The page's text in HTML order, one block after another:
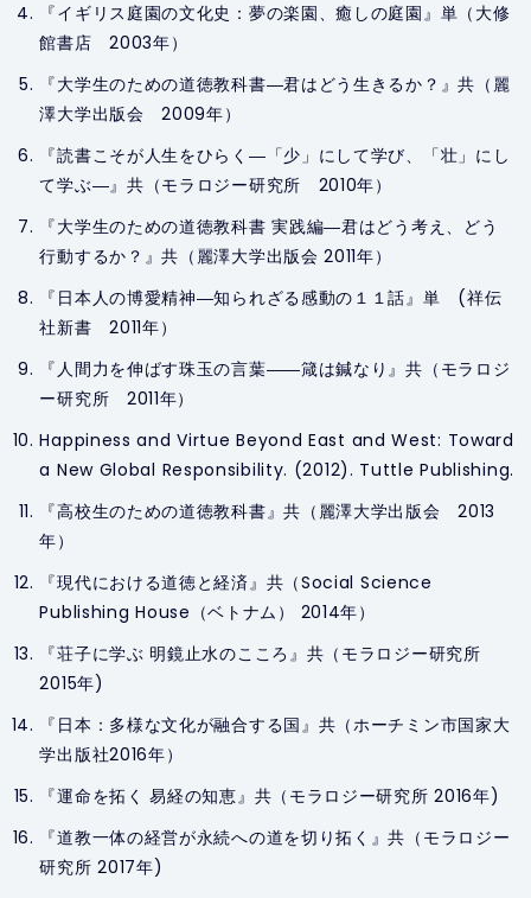
『イギリス庭園の文化史：夢の楽園、癒しの庭園』単（大修
館書店 2003年）
『大学生のための道徳教科書―君はどう生きるか？』共（麗
澤大学出版会 2009年）
『読書こそが人生をひらく―「少」にして学び、「壮」にし
て学ぶ―』共（モラロジー研究所 2010年）
『大学生のための道徳教科書 実践編―君はどう考え、どう
行動するか？』共（麗澤大学出版会 2011年）
『日本人の博愛精神―知られざる感動の１１話』単 (祥伝
社新書 2011年）
『人間力を伸ばす珠玉の言葉――箴は鍼なり』共（モラロジ
ー研究所 2011年）
Happiness and Virtue Beyond East and West: Toward
a New Global Responsibility. (2012). Tuttle Publishing.
『高校生のための道徳教科書』共（麗澤大学出版会 2013
年）
『現代における道徳と経済』共（Social Science
Publishing House（ベトナム） 2014年）
『荘子に学ぶ 明鏡止水のこころ』共（モラロジー研究所
2015年)
『日本：多様な文化が融合する国』共（ホーチミン市国家大
学出版社2016年）
『運命を拓く 易経の知恵』共（モラロジー研究所 2016年)
『道教一体の経営が永続への道を切り拓く』共（モラロジー
研究所 2017年)